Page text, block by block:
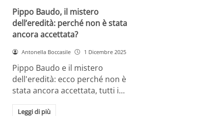
Pippo Baudo, il mistero
dell’eredità: perché non è stata
ancora accettata?
Antonella Boccasile 1 Dicembre 2025
Pippo Baudo e il mistero
dell'eredità: ecco perché non è
stata ancora accettata, tutti i…
Leggi di più